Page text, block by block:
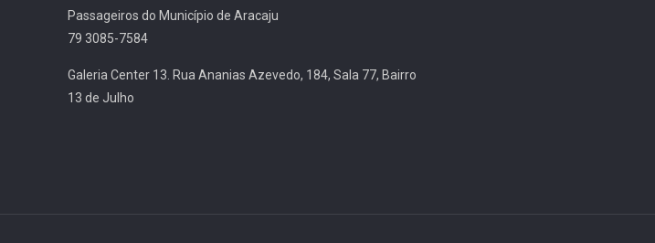
Passageiros do Município de Aracaju
79 3085-7584
Galeria Center 13. Rua Ananias Azevedo, 184, Sala 77, Bairro
13 de Julho